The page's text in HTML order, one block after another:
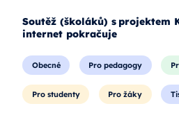
Soutěž (školáků) s projektem
internet pokračuje
Obecné Pro pedagogy
Pro studenty Pro žáky